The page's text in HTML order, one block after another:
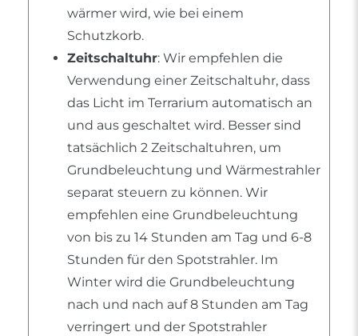
wärmer wird, wie bei einem
Schutzkorb.
Zeitschaltuhr: Wir empfehlen die
Verwendung einer Zeitschaltuhr, dass
das Licht im Terrarium automatisch an
und aus geschaltet wird. Besser sind
tatsächlich 2 Zeitschaltuhren, um
Grundbeleuchtung und Wärmestrahler
separat steuern zu können. Wir
empfehlen eine Grundbeleuchtung
von bis zu 14 Stunden am Tag und 6-8
Stunden für den Spotstrahler. Im
Winter wird die Grundbeleuchtung
nach und nach auf 8 Stunden am Tag
verringert und der Spotstrahler